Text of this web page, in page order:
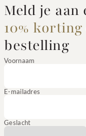
Meld je aan
10% korting
bestelling
Voornaam
E-mailadres
Geslacht